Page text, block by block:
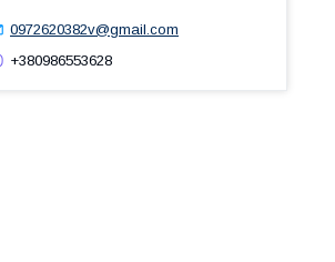
0972620382v@gmail.com
+380986553628